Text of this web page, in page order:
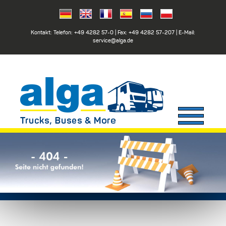
Kontakt: Telefon: +49 4282 57-0 | Fax: +49 4282 57-207 | E-Mail:
service@alga.de